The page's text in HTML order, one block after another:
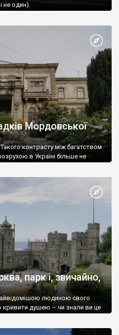
не один).
Мордовської
контрасту між багатством
в Україні більше не
парк і, звичайно,
людиною свого
кривити душею – чи знали ви це